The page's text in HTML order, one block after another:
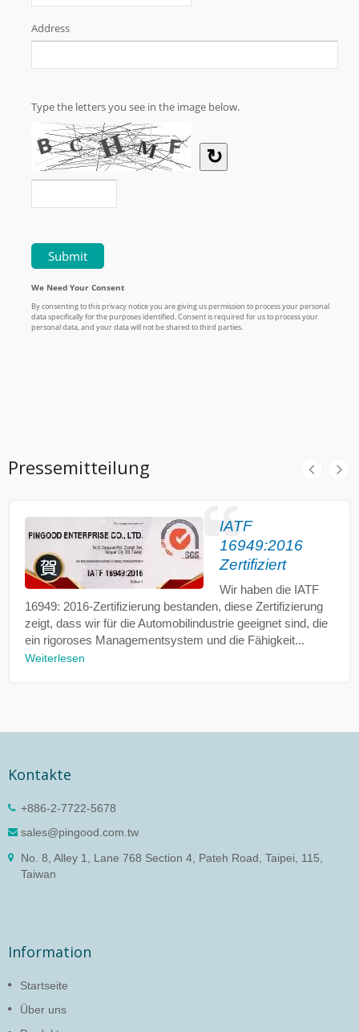
Pressemitteilung
IATF
16949:2016
Zertifiziert
Wir haben die IATF
16949: 2016-Zertifizierung bestanden, diese Zertifizierung
zeigt, dass wir für die Automobilindustrie geeignet sind, die
ein rigoroses Managementsystem und die Fähigkeit...
Weiterlesen
Kontakte
+886-2-7722-5678
sales@pingood.com.tw
No. 8, Alley 1, Lane 768 Section 4, Pateh Road, Taipei, 115,
Taiwan
Information
Startseite
Über uns